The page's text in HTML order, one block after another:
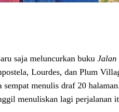
saja meluncurkan buku Jalan
Lourdes, dan Plum
menulis draf 20
menuliskan lagi perjalanan